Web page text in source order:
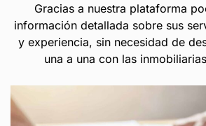
Gracias a nuestra plataforma
información detallada sobre sus
y experiencia, sin necesidad de
una a una con las